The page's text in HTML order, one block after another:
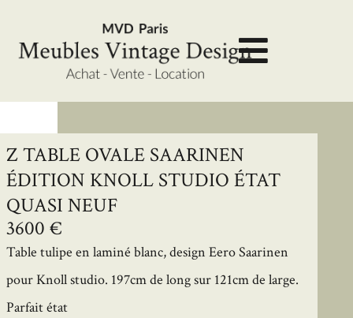
Z TABLE OVALE SAARINEN
ÉDITION KNOLL STUDIO ÉTAT
QUASI NEUF
3600 €
Table tulipe en laminé blanc, design Eero Saarinen
pour Knoll studio. 197cm de long sur 121cm de large.
Parfait état